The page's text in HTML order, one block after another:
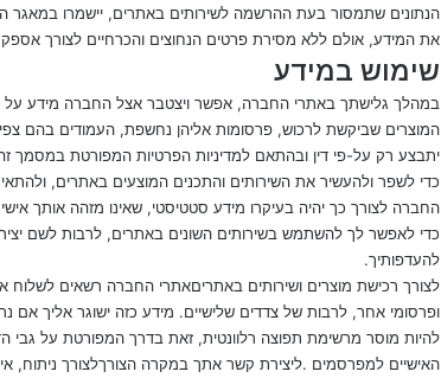
הנתונים שתמסור בעת ההרשמה לשירותים באתרים, יישמרו במאגר
את המידע, אולם ללא מסירת פרטים הנחוצים והכרחיים לצורך
שימוש במידע
במהלך גלישתך באתרי החברה, אפשר ויצטבר אצל החברה מידע על
המוצרים שביקשת לרכוש, פרסומות אליהן נחשפת, העמודים בהם
יתבצע רק על-פי דין ובהתאם למדיניות הפרטיות המפורטת במסמך
כדי לשפר ולהעשיר את השירותים והתכנים המוצעים באתרים,
החברה לצורך כך יהיה בעיקרו מידע סטטיסטי, שאינו מזהה אותך
כדי לאפשר לך להשתמש בשירותים השונים באתרים, לרבות לשם
להעדפותיך.
לצורך רכישת מוצרים ושירותים באתריםאתרי החברה רשאים לשלוח
ופרסומי אחר, לרבות של צדדים שלישיים. מידע כזה ישוגר אליך
להיות מוסר מרשימת תפוצה רלוונטית, זאת בדרך המפורטת על
האישיים למפרסמים .ליצירת קשר אתך במקרה הצורךלצורך ניתוח,